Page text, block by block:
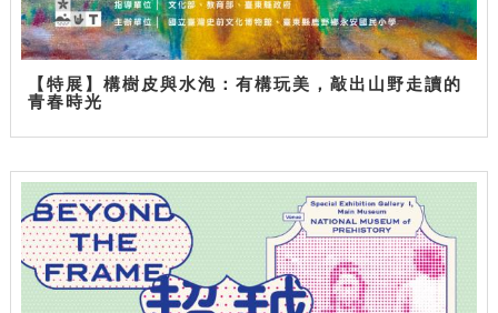
【特展】構樹皮與水泡：有構玩美，敲出山野走讀的
青春時光